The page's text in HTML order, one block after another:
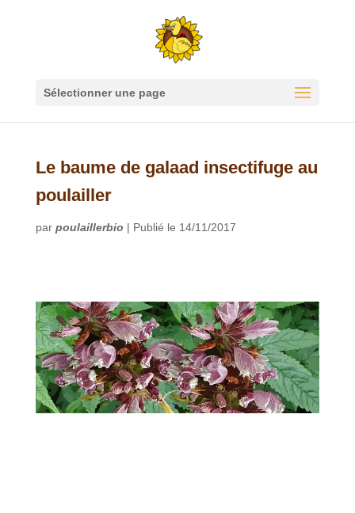
Sélectionner une page
Le baume de galaad insectifuge au
poulailler
par poulaillerbio | Publié le 14/11/2017